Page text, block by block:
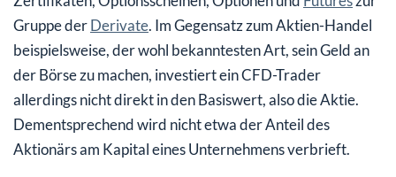
Gruppe derDerivate. Im Gegensatz zum Aktien-Handel
beispielsweise, der wohl bekanntesten Art, sein Geld an
der Börse zu machen, investiert ein CFD-Trader
allerdings nicht direkt in den Basiswert, also die Aktie.
Dementsprechend wird nicht etwa der Anteil des
Aktionärs am Kapital eines Unternehmens verbrieft.